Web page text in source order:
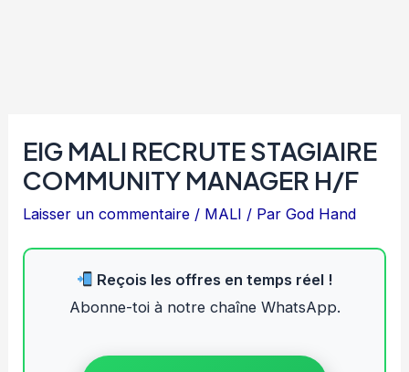
EIG MALI RECRUTE STAGIAIRE
COMMUNITY MANAGER H/F
Laisser un commentaire / MALI / ParGod Hand
Reçois les offres en temps réel !
Abonne-toi à notre chaîne WhatsApp.